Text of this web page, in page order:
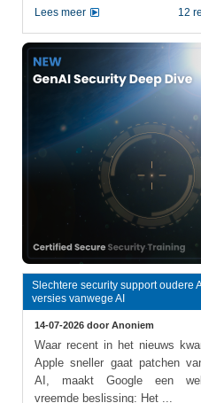
12
Lees meer
Slechtere security support oudere
versies vanwege AI
14-07-2026 door Anoniem
Waar recent in het nieuws
Apple sneller gaat patchen
AI, maakt Google een
vreemde beslissing: Het ...